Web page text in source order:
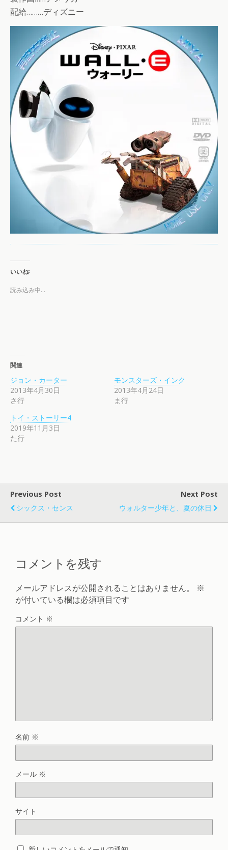
配給………ディズニー
いいね:
読み込み中…
関連
ジョン・カーター
2013年4月30日
さ行
モンスターズ・インク
2013年4月24日
ま行
トイ・ストーリー4
2019年11月3日
た行
Previous Post
シックス・センス
Next Post
ウォルター少年と、夏の休日
コメントを残す
メールアドレスが公開されることはありません。
※
が付いている欄は必須項目です
コメント ※
名前 ※
メール ※
サイト